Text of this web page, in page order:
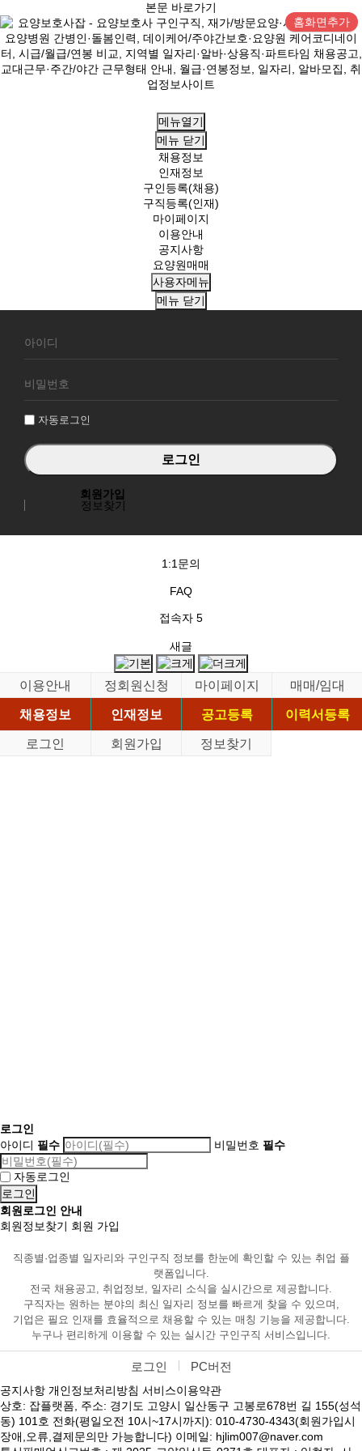
본문 바로가기
홈화면추가
메뉴열기
메뉴 닫기
채용정보
인재정보
구인등록(채용)
구직등록(인재)
마이페이지
이용안내
공지사항
요양원매매
사용자메뉴
메뉴 닫기
원
그
자동로그인
회원가입
정보찾기
1:1문의
FAQ
접속자 5
새글
이용안내 정회원신청 마이페이지
매매/임대
채용정보
인재정보 공고등록
이력서등록
로그인
회원가입 정보찾기
로그인
아이디 필수 비밀번호 필수
자동로그인
회원로그인 안내
회원정보찾기 회원 가입
직종별·업종별 일자리와 구인구직 정보를 한눈에 확인할 수 있는 취업 플
랫폼입니다.
전국 채용공고, 취업정보, 일자리 소식을 실시간으로 제공합니다.
구직자는 원하는 분야의 최신 일자리 정보를 빠르게 찾을 수 있으며,
기업은 필요 인재를 효율적으로 채용할 수 있는 매칭 기능을 제공합니다.
누구나 편리하게 이용할 수 있는 실시간 구인구직 서비스입니다.
로그인 PC버전
공지사항 개인정보처리방침 서비스이용약관
상호: 잡플랫폼, 주소: 경기도 고양시 일산동구 고봉로678번 길 155(성석
동) 101호 전화(평일오전 10시~17시까지): 010-4730-4343(회원가입시
장애,오류,결제문의만 가능합니다) 이메일: hjlim007@naver.com